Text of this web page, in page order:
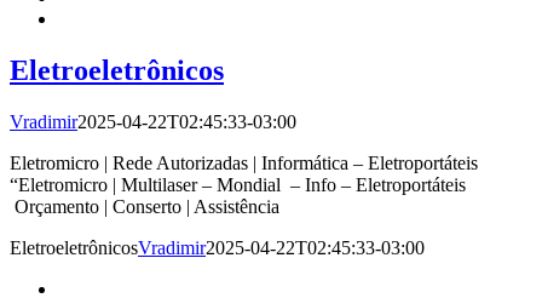
Eletroeletrônicos
Vradimir2025-04-22T02:45:33-03:00
Eletromicro | Rede Autorizadas | Informática – Eletroportáteis
“Eletromicro | Multilaser – Mondial – Info – Eletroportáteis
Orçamento | Conserto | Assistência
EletroeletrônicosVradimir2025-04-22T02:45:33-03:00